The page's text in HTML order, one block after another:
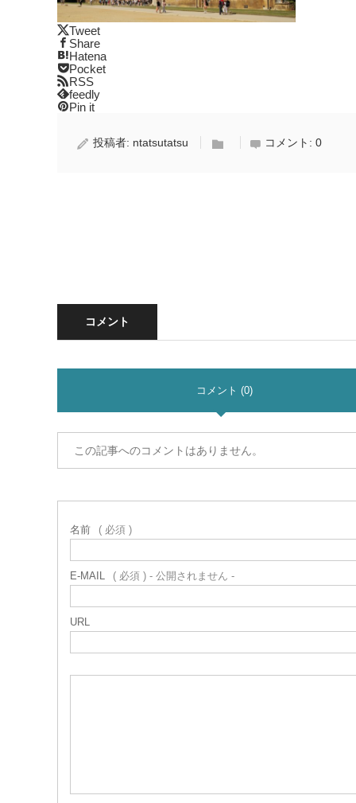
Tweet
Share
Hatena
Pocket
RSS
feedly
Pin it
投稿者: ntatsutatsu コメント: 0
コメント
コメント (0)
この記事へのコメントはありません。
名前 ( 必須 )
E-MAIL ( 必須 ) - 公開されません -
URL